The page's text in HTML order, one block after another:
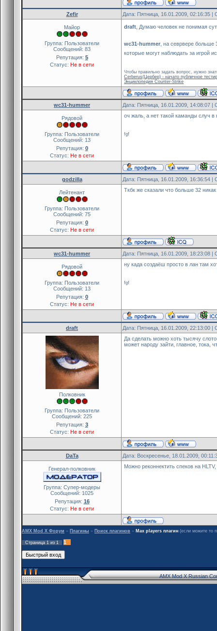
Zefir Дата: Пятница, 16.01.2009, 02:16:35
Майор
Группа: Пользователи
Сообщений: 83
Репутация: 5
Статус: Не в сети
draft , Думаю человек не понимая
wc31-hummer , на севрвере
которые могут наблюдать за игрой
Чтобы правильно задать вопрос, нужно
Cerberus(Цербер) - начато публичное
Энциклопедия Counter-Strike
wc31-hummer Дата: Пятница, 16.01.2009, 14:08:07
Рядовой
Группа: Пользователи
Сообщений: 13
Репутация: 0
Статус: Не в сети
оч жаль, а нет такой каманды случ
fgf
godzilla Дата: Пятница, 16.01.2009, 16:36:54
Лейтенант
Группа: Пользователи
Сообщений: 75
Репутация: 0
Статус: Не в сети
Ткбк же сказали что больше 32 никак
wc31-hummer Дата: Пятница, 16.01.2009, 18:23:08
Рядовой
Группа: Пользователи
Сообщений: 13
Репутация: 0
Статус: Не в сети
ну када создаёш просто в лан там
fgf
draft Дата: Пятница, 16.01.2009, 22:13:00
Полковник
Группа: Пользователи
Сообщений: 225
Репутация: 3
Статус: Не в сети
Да сделать можно хоть тысячу
может народу зайти, главное, тока,
DaTa Дата: Воскресенье, 18.01.2009,
Генерал-полковник
Группа: Cупер-модеры
Сообщений: 1025
Репутация: 16
Статус: Не в сети
Можно реконнектить спеков на
AMX Mod X Форум » Плагины » Поиск плагинов » Max players плагин (если можите то
Страница 1 из 1 1
AMX Mod X Russian